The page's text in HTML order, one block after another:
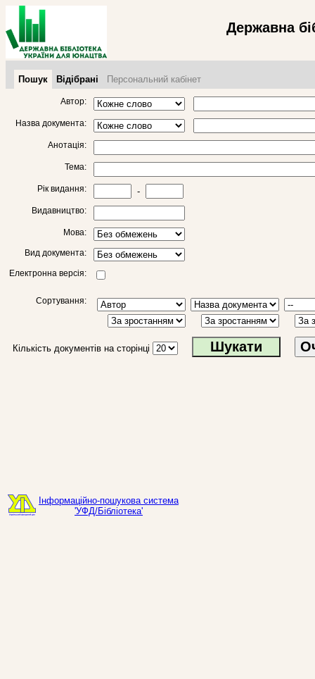
Державна
Пошук Відібрані Персональний кабінет
Автор:
Назва документа:
Анотація:
Тема:
Рік видання: -
Видавництво:
Мова:
Вид документа:
Електронна версія:
Сортування:
Кількість документів на сторінці
Інформаційно-пошукова система
'УФД/Бібліотека'